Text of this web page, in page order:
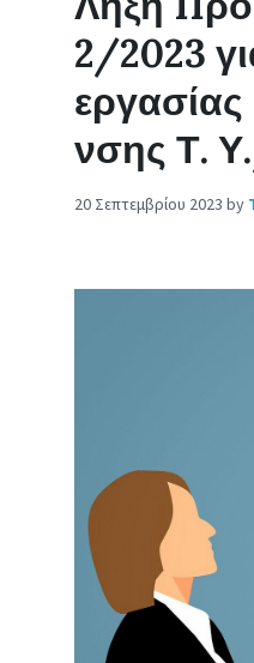
2/2023
νσης Τ.
20 Σεπτεμβρίου 2023 by